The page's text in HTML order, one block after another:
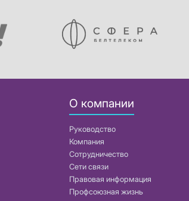
О компании
Руководство
Компания
Сотрудничество
Сети связи
Правовая информация
Профсоюзная жизнь